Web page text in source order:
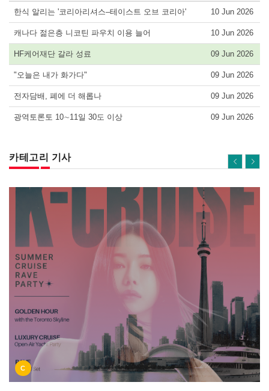
한식 알리는 '코리아리셔스–테이스트 오브 코리아' 10 Jun 2026
캐나다 젊은층 니코틴 파우치 이용 늘어 10 Jun 2026
HF케어재단 갈라 성료 09 Jun 2026
"오늘은 내가 화가다" 09 Jun 2026
전자담배, 폐에 더 해롭나 09 Jun 2026
광역토론토 10∼11일 30도 이상 09 Jun 2026
카테고리 기사
C